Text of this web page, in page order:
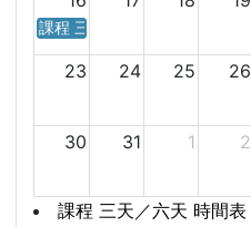
課程 三天／六天 時間表
23 24 25 26
30 31 1 2
課程 三天／六天 時間表